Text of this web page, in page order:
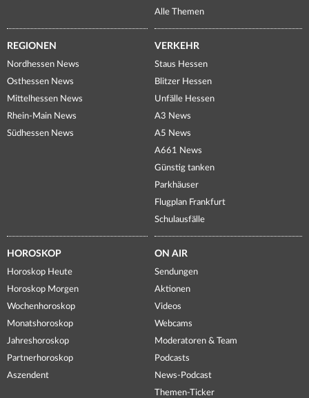
Alle Themen
REGIONEN
Nordhessen News
Osthessen News
Mittelhessen News
Rhein-Main News
Südhessen News
VERKEHR
Staus Hessen
Blitzer Hessen
Unfälle Hessen
A3 News
A5 News
A661 News
Günstig tanken
Parkhäuser
Flugplan Frankfurt
Schulausfälle
HOROSKOP
Horoskop Heute
Horoskop Morgen
Wochenhoroskop
Monatshoroskop
Jahreshoroskop
Partnerhoroskop
Aszendent
ON AIR
Sendungen
Aktionen
Videos
Webcams
Moderatoren & Team
Podcasts
News-Podcast
Themen-Ticker